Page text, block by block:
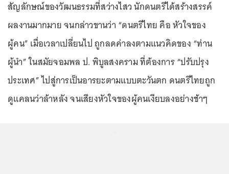
สัญลักษณ์ของวัฒนธรรมที่สว่างไสว นักดนตรีได้สร้างสรรค์
ผลงานมากมาย จนกล่าวขานว่า “ดนตรีไทย คือ หัวใจของ
ผู้คน” เมื่อเวลาเปลี่ยนไป ถูกลดค่าลงตามแนวคิดของ “ท่าน
ผู้นำ” ในสมัยจอมพล ป. พิบูลสงคราม ที่ต้องการ “ปรับปรุง
ประเทศ” ไปสู่การเป็นอารยะตามแบบตะวันตก ดนตรีไทยถูก
ดูแคลนว่าล้าหลัง จนเสียงหัวใจของผู้คนเงียบลงอย่างช้าๆ